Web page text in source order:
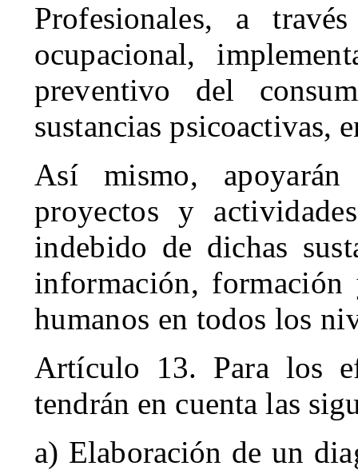
Profesionales, a
ocupacional,
preventivo del
sustancias psicoactivas,
Así mismo,
proyectos y
indebido de dichas
información, formación
humanos en todos los
Artículo 13. Para los
tendrán en cuenta las
a) Elaboración de un